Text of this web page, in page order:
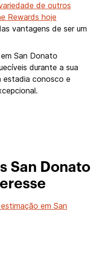
de outros
Rewards hoje
vantagens de ser um
San Donato
durante a sua
estadia conosco e
San Donato
em San